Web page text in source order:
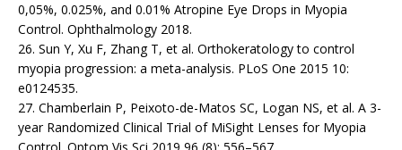
0,05%, 0.025%, and 0.01% Atropine Eye Drops in Myopia
Control. Ophthalmology 2018.
26. Sun Y, Xu F, Zhang T, et al. Orthokeratology to control
myopia progression: a meta-analysis. PLoS One 2015 10:
e0124535.
27. Chamberlain P, Peixoto-de-Matos SC, Logan NS, et al. A 3-
year Randomized Clinical Trial of MiSight Lenses for Myopia